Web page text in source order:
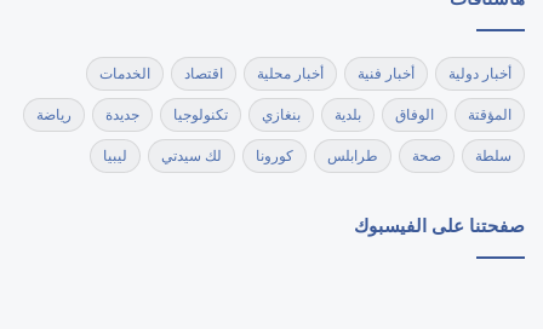
أخبار دولية أخبار فنية أخبار محلية اقتصاد الخدمات
المؤقتة الوفاق بلدية بنغازي تكنولوجيا جديدة رياضة
سلطة صحة طرابلس كورونا لك سيدتي ليبيا
صفحتنا على الفيسبوك